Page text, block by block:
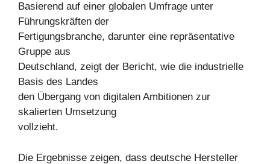
Basierend auf einer globalen Umfrage unter
Führungskräften der
Fertigungsbranche, darunter eine repräsentative
Gruppe aus
Deutschland, zeigt der Bericht, wie die industrielle
Basis des Landes
den Übergang von digitalen Ambitionen zur
skalierten Umsetzung
vollzieht.
Die Ergebnisse zeigen, dass deutsche Hersteller